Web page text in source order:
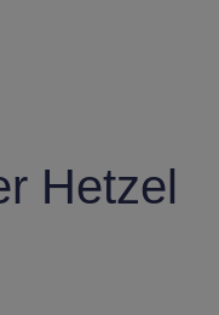
Hetzel